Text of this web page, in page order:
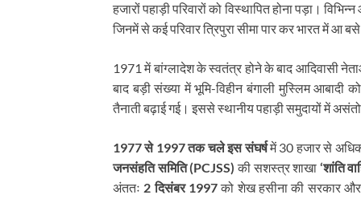
हजारों पहाड़ी परिवारों को विस्थापित होना पड़ा।
जिनमें से कई परिवार त्रिपुरा सीमा पार कर भारत में आ
1971 में बांग्लादेश के स्वतंत्र होने के बाद आदिवासी
बाद बड़ी संख्या में भूमि-विहीन बंगाली मुस्लिम
तैनाती बढ़ाई गई। इससे स्थानीय पहाड़ी समुदायों में
1977 से 1997 तक चले इस संघर्षमें 30 हजार से अधिक
जनसंहति समिति (PCJSS) की सशस्त्र शाखा ‘शांति
अंततः 2 दिसंबर 1997को शेख हसीना की सरकार